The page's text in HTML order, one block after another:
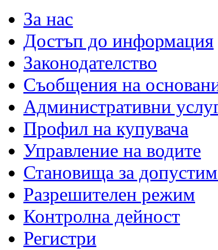
За нас
Достъп до информация
Законодателство
Съобщения на
Административни
Профил на купувача
Управление на водите
Становища за
Разрешителен режим
Контролна дейност
Регистри